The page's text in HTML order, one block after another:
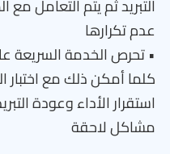
التبريد ثم يتم التعامل
عدم تكرارها
• تحرص الخدمة السريعة
كلما أمكن ذلك مع اختبار
استقرار الأداء وعودة
مشاكل لاحقة